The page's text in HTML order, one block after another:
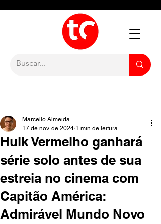
Hulk Vermelho ganhará
série solo antes de sua
estreia no cinema com
Capitão América:
Admirável Mundo Novo
Marcello Almeida
17 de nov. de 2024 1 min de leitura